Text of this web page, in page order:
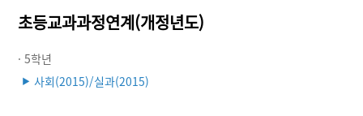
초등교과과정연계(개정년도)
· 5학년
▶ 사회(2015)/실과(2015)